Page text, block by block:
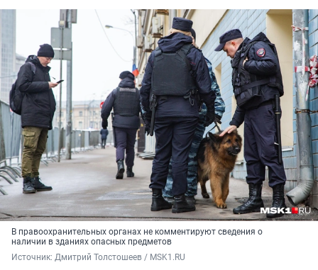
В правоохранительных органах не комментируют сведения о
наличии в зданиях опасных предметов
Источник: Дмитрий Толстошеев / MSK1.RU